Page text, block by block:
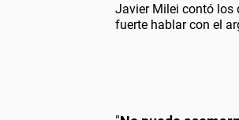
Javier Milei contó los
fuerte hablar con el